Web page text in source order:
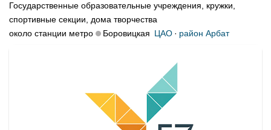
Государственные образовательные учреждения, кружки,
спортивные секции, дома творчества
около станции метро
Боровицкая ЦАО· район Арбат